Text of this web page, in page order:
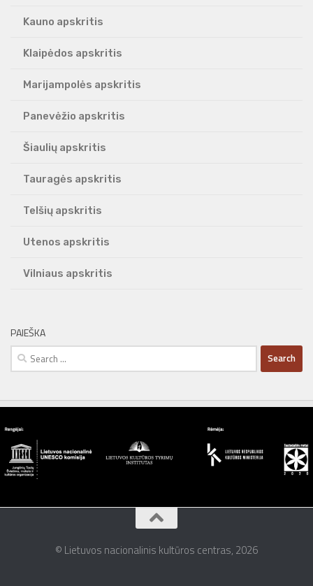
Kauno apskritis
Klaipėdos apskritis
Marijampolės apskritis
Panevėžio apskritis
Šiaulių apskritis
Tauragės apskritis
Telšių apskritis
Utenos apskritis
Vilniaus apskritis
PAIEŠKA
Search
for:
© Lietuvos nacionalinis kultūros centras, 2026